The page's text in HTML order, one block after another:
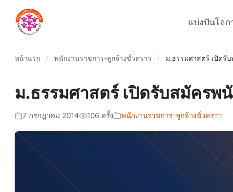
แบ่งปันโอ
หน้าแรก / พนักงานราชการ-ลูกจ้างชั่วคราว / ม.ธรรมศาสตร์ เปิดรั
ม.ธรรมศาสตร์ เปิดรับสมัครพ
7 กรกฎาคม 2014 106 ครั้ง พนักงานราชการ-ลูกจ้างชั่วคราว